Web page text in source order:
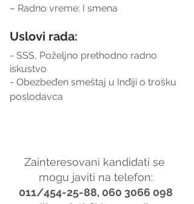
– Radno vreme: I smena
Uslovi rada:
- SSS, Poželjno prethodno radno
iskustvo
- Obezbeđen smeštaj u Inđiji o trošku
poslodavca
Zainteresovani kandidati se
mogu javiti na telefon:
011/454-25-88, 060 3066 098